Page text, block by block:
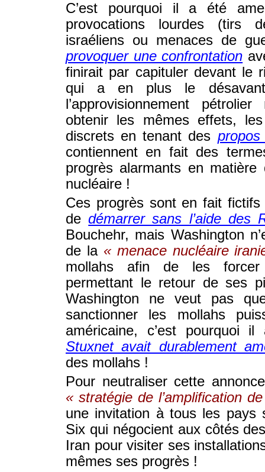
C’est pourquoi il a été
provocations lourdes (tirs
israéliens ou menaces de
provoquer une confrontation
finirait par capituler devant le
qui a en plus le
l’approvisionnement
obtenir les mêmes effets,
discrets en tenant des
contiennent en fait des
progrès alarmants en matière
nucléaire !
Ces progrès sont en fait
dedémarrer sans l’aide des
Bouchehr, mais Washington
de la « menace nucléaire
mollahs afin de les forcer
permettant le retour de ses
Washington ne veut pas
sanctionner les mollahs
américaine, c’est pourquoi
Stuxnet avait durablement
des mollahs !
Pour neutraliser cette
« stratégie de l’amplification
une invitation à tous les pays
Six qui négocient aux côtés
Iran pour visiter ses
mêmes ses progrès !